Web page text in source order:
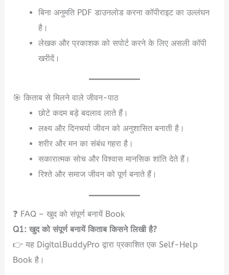
बिना अनुमति PDF डाउनलोड करना कॉपीराइट का उल्लंघन
है।
लेखक और प्रकाशक को सपोर्ट करने के लिए असली कॉपी
खरीदें।
🎯 किताब से मिलने वाले जीवन-पाठ
छोटे कदम बड़े बदलाव लाते हैं।
लक्ष्य और दिनचर्या जीवन को अनुशासित बनाती है।
शरीर और मन का संबंध गहरा है।
सकारात्मक सोच और विश्वास मानसिक शांति देते हैं।
रिश्ते और समाज जीवन को पूर्ण बनाते हैं।
❓ FAQ – खुद को संपूर्ण बनायें Book
Q1: खुद को संपूर्ण बनायें किताब किसने लिखी है?
👉 यह DigitalBuddyPro द्वारा प्रकाशित एक Self-Help
Book है।